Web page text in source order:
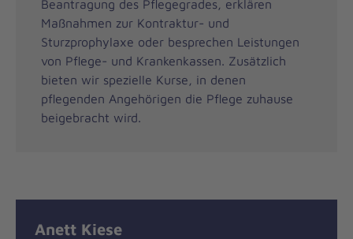
Beantragung des Pflegegrades, erklären
Maßnahmen zur Kontraktur- und
Sturzprophylaxe oder besprechen Leistungen
von Pflege- und Krankenkassen. Zusätzlich
bieten wir spezielle Kurse, in denen
pflegenden Angehörigen die Pflege zuhause
beigebracht wird.
Anett Kiese